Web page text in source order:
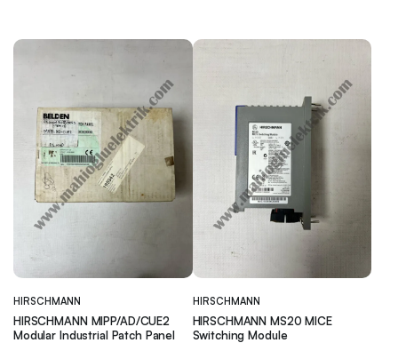
HIRSCHMANN
HIRSCHMANN MIPP/AD/CUE2
Modular Industrial Patch Panel
HIRSCHMANN
HIRSCHMANN MS20 MICE
Switching Module